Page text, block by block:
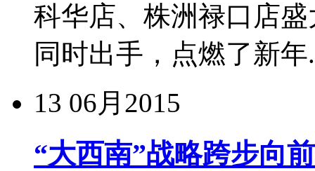
科华店、株洲禄口店
同时出手，点燃了新年
13 06月2015
“大西南”战略跨步向